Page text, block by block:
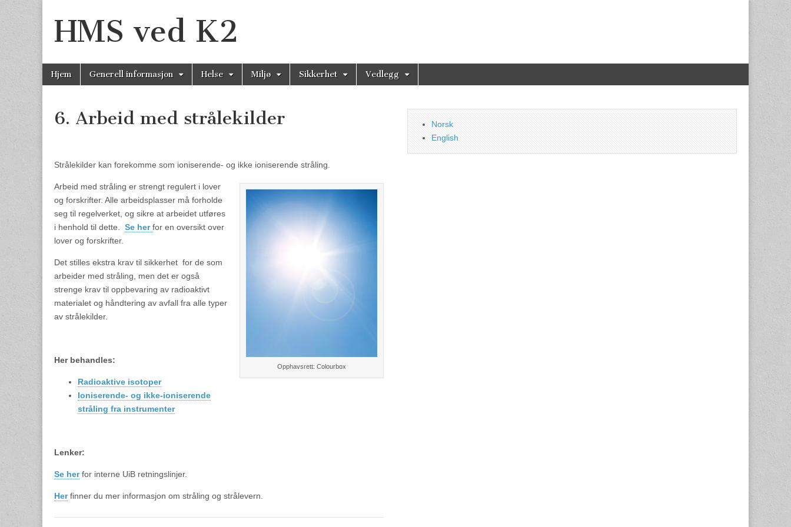
HMS ved K2
Main
menu
Skip
Hjem Generell informasjon Helse Miljø Sikkerhet Vedlegg
6. Arbeid med strålekilder
Strålekilder kan forekomme som ioniserende- og ikke ioniserende stråling.
Opphavsrett: Colourbox
Arbeid med stråling er strengt regulert i lover
og forskrifter. Alle arbeidsplasser må forholde
seg til regelverket, og sikre at arbeidet utføres
i henhold til dette. Se her for en oversikt over
lover og forskrifter.
Det stilles ekstra krav til sikkerhet for de som
arbeider med stråling, men det er også
strenge krav til oppbevaring av radioaktivt
materialet og håndtering av avfall fra alle typer
av strålekilder.
Her behandles:
Radioaktive isotoper
Ioniserende- og ikke-ioniserende
stråling fra instrumenter
Lenker:
Se herfor interne UiB retningslinjer.
Herfinner du mer informasjon om stråling og strålevern.
Norsk
English